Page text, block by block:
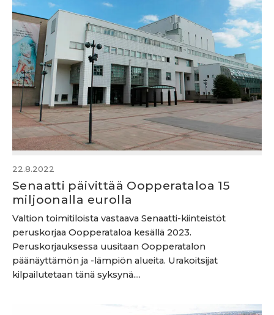
22.8.2022
Senaatti päivittää Oopperataloa 15
miljoonalla eurolla
Valtion toimitiloista vastaava Senaatti-kiinteistöt
peruskorjaa Oopperataloa kesällä 2023.
Peruskorjauksessa uusitaan Oopperatalon
päänäyttämön ja -lämpiön alueita. Urakoitsijat
kilpailutetaan tänä syksynä....